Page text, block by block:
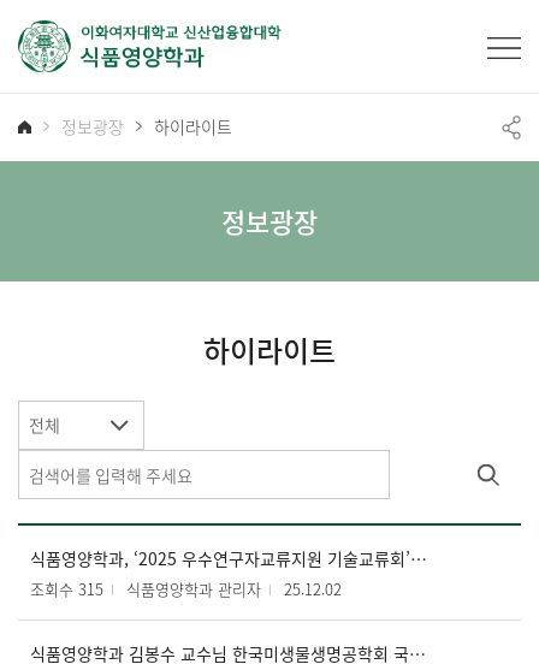
정보광장 하이라이트
정보광장
하이라이트
전체
식품영양학과, ‘2025 우수연구자교류지원 기술교류회’서 첨단 융합연구 성과 발표
조회수 315 식품영양학과 관리자 25.12.02
식품영양학과 김봉수 교수님 한국미생물생명공학회 국제학술대회 학술장려상 수상